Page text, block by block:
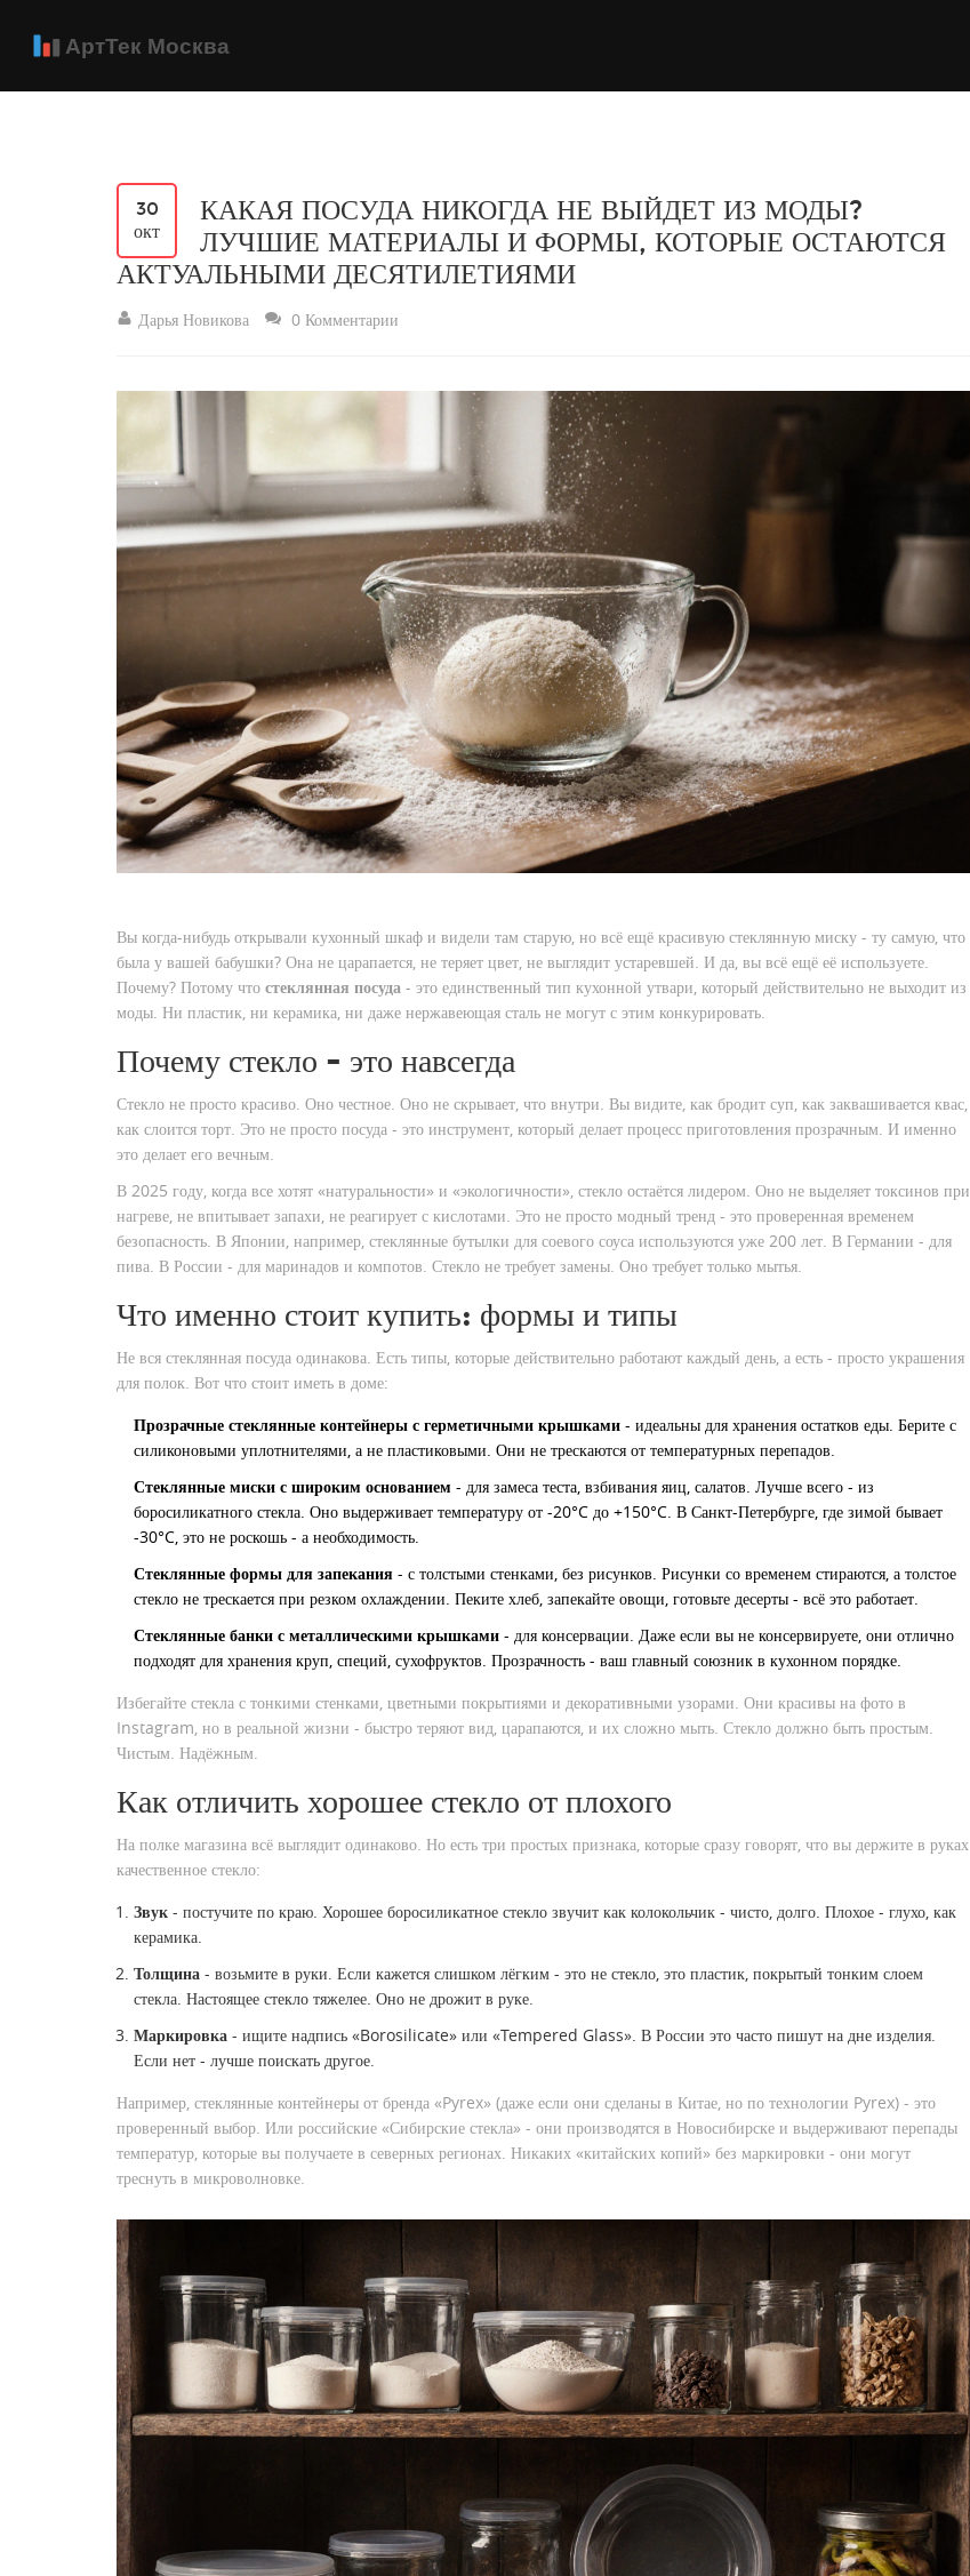
30
окт
КАКАЯ ПОСУДА НИКОГДА НЕ ВЫЙДЕТ ИЗ МОДЫ?
ЛУЧШИЕ МАТЕРИАЛЫ И ФОРМЫ, КОТОРЫЕ ОСТАЮТСЯ
АКТУАЛЬНЫМИ ДЕСЯТИЛЕТИЯМИ
Дарья Новикова 0 Комментарии
Вы когда-нибудь открывали кухонный шкаф и видели там старую, но всё ещё красивую стеклянную миску - ту самую, что
была у вашей бабушки? Она не царапается, не теряет цвет, не выглядит устаревшей. И да, вы всё ещё её используете.
Почему? Потому что стеклянная посуда - это единственный тип кухонной утвари, который действительно не выходит из
моды. Ни пластик, ни керамика, ни даже нержавеющая сталь не могут с этим конкурировать.
Почему стекло - это навсегда
Стекло не просто красиво. Оно честное. Оно не скрывает, что внутри. Вы видите, как бродит суп, как заквашивается квас,
как слоится торт. Это не просто посуда - это инструмент, который делает процесс приготовления прозрачным. И именно
это делает его вечным.
В 2025 году, когда все хотят «натуральности» и «экологичности», стекло остаётся лидером. Оно не выделяет токсинов при
нагреве, не впитывает запахи, не реагирует с кислотами. Это не просто модный тренд - это проверенная временем
безопасность. В Японии, например, стеклянные бутылки для соевого соуса используются уже 200 лет. В Германии - для
пива. В России - для маринадов и компотов. Стекло не требует замены. Оно требует только мытья.
Что именно стоит купить: формы и типы
Не вся стеклянная посуда одинакова. Есть типы, которые действительно работают каждый день, а есть - просто украшения
для полок. Вот что стоит иметь в доме:
Прозрачные стеклянные контейнеры с герметичными крышками - идеальны для хранения остатков еды. Берите с
силиконовыми уплотнителями, а не пластиковыми. Они не трескаются от температурных перепадов.
Стеклянные миски с широким основанием - для замеса теста, взбивания яиц, салатов. Лучше всего - из
боросиликатного стекла. Оно выдерживает температуру от -20°C до +150°C. В Санкт-Петербурге, где зимой бывает
-30°C, это не роскошь - а необходимость.
Стеклянные формы для запекания - с толстыми стенками, без рисунков. Рисунки со временем стираются, а толстое
стекло не трескается при резком охлаждении. Пеките хлеб, запекайте овощи, готовьте десерты - всё это работает.
Стеклянные банки с металлическими крышками - для консервации. Даже если вы не консервируете, они отлично
подходят для хранения круп, специй, сухофруктов. Прозрачность - ваш главный союзник в кухонном порядке.
Избегайте стекла с тонкими стенками, цветными покрытиями и декоративными узорами. Они красивы на фото в
Instagram, но в реальной жизни - быстро теряют вид, царапаются, и их сложно мыть. Стекло должно быть простым.
Чистым. Надёжным.
Как отличить хорошее стекло от плохого
На полке магазина всё выглядит одинаково. Но есть три простых признака, которые сразу говорят, что вы держите в руках
качественное стекло:
Звук - постучите по краю. Хорошее боросиликатное стекло звучит как колокольчик - чисто, долго. Плохое - глухо, как
керамика.
Толщина - возьмите в руки. Если кажется слишком лёгким - это не стекло, это пластик, покрытый тонким слоем
стекла. Настоящее стекло тяжелее. Оно не дрожит в руке.
Маркировка - ищите надпись «Borosilicate» или «Tempered Glass». В России это часто пишут на дне изделия.
Если нет - лучше поискать другое.
Например, стеклянные контейнеры от бренда «Pyrex» (даже если они сделаны в Китае, но по технологии Pyrex) - это
проверенный выбор. Или российские «Сибирские стекла» - они производятся в Новосибирске и выдерживают перепады
температур, которые вы получаете в северных регионах. Никаких «китайских копий» без маркировки - они могут
треснуть в микроволновке.